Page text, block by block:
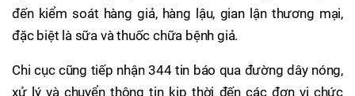
đến kiểm soát hàng giả, hàng lậu, gian lận thương mại,
đặc biệt là sữa và thuốc chữa bệnh giả.
Chi cục cũng tiếp nhận 344 tin báo qua đường dây nóng,
xử lý và chuyển thông tin kịp thời đến các đơn vị chức